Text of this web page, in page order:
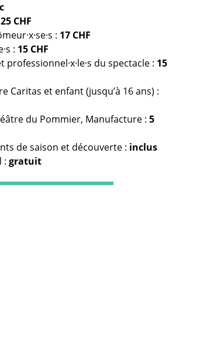
25 CHF
: 17 CHF
: 15 CHF
professionnel·x·le·s du spectacle : 15
Caritas et enfant (jusqu’à 16 ans) :
du Pommier, Manufacture : 5
de saison et découverte : inclus
: gratuit